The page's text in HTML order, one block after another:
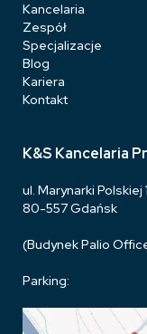
Kancelaria
Zespół
Specjalizacje
Blog
Kariera
Kontakt
K&S Kancelaria
ul. Marynarki Polskiej
80-557 Gdańsk
(Budynek Palio
Parking: